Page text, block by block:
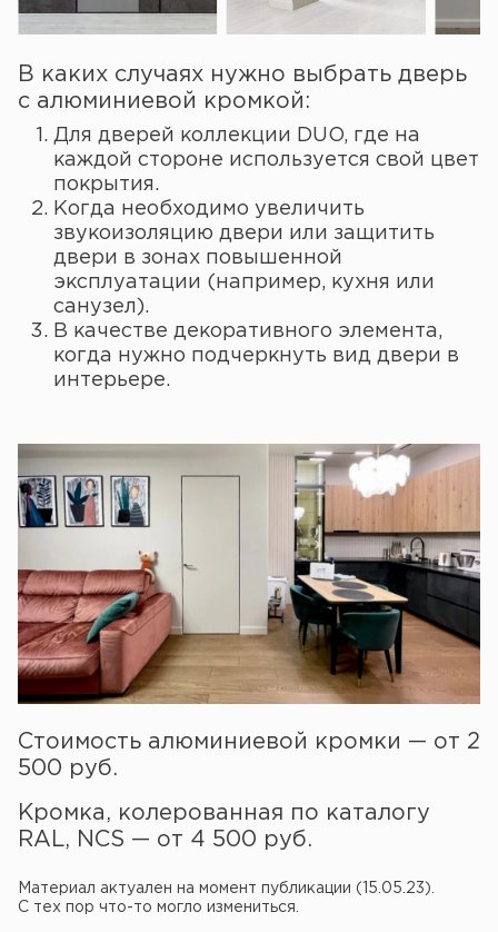
В каких случаях нужно выбрать дверь
с алюминиевой кромкой:
Для дверей коллекции DUO, где на
каждой стороне используется свой цвет
покрытия.
Когда необходимо увеличить
звукоизоляцию двери или защитить
двери в зонах повышенной
эксплуатации (например, кухня или
санузел).
В качестве декоративного элемента,
когда нужно подчеркнуть вид двери в
интерьере.
Стоимость алюминиевой кромки — от 2
500 руб.
Кромка, колерованная по каталогу
RAL, NCS — от 4 500 руб.
Материал актуален на момент публикации (15.05.23).
С тех пор что-то могло измениться.